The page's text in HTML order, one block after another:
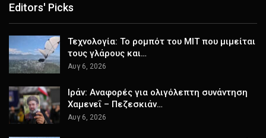
Editors' Picks
Τεχνολογία: Το ρομπότ του ΜΙΤ που μιμείται
τους γλάρους και…
Αυγ 6, 2026
Ιράν: Αναφορές για ολιγόλεπτη συνάντηση
Χαμενεΐ – Πεζεσκιάν…
Αυγ 6, 2026